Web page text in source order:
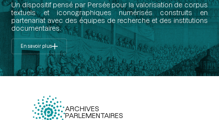
Un dispositif pensé par Persée pour la valorisation de corpus
textuels et iconographiques numérisés construits en
partenariat avec des équipes de recherche et des institutions
documentaires.
En savoir plus
ARCHIVES
PARLEMENTAIRES